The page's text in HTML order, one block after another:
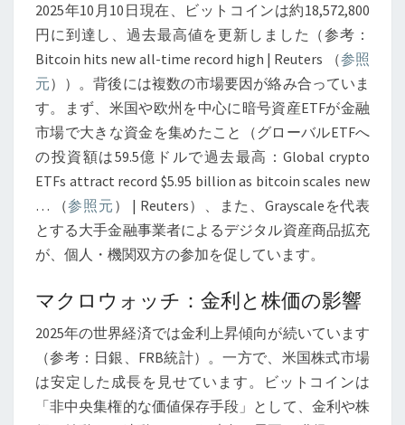
景
と
今
後
の
展
望
【2025
年
10
月
10
日
現
在】
2025年10月10日現在、ビットコインは約18,572,800
円に到達し、過去最高値を更新しました（参考：
Bitcoin hits new all-time record high | Reuters （参照
元））。背後には複数の市場要因が絡み合っていま
す。まず、米国や欧州を中心に暗号資産ETFが金融
市場で大きな資金を集めたこと（グローバルETFへ
の投資額は59.5億ドルで過去最高：Global crypto
ETFs attract record $5.95 billion as bitcoin scales new
… （参照元 ） | Reuters）、また、Grayscaleを代表
とする大手金融事業者によるデジタル資産商品拡充
が、個人・機関双方の参加を促しています。
マクロウォッチ：金利と株価の影響
2025年の世界経済では金利上昇傾向が続いています
（参考：日銀、FRB統計）。一方で、米国株式市場
は安定した成長を見せています。ビットコインは
「非中央集権的な価値保存手段」として、金利や株